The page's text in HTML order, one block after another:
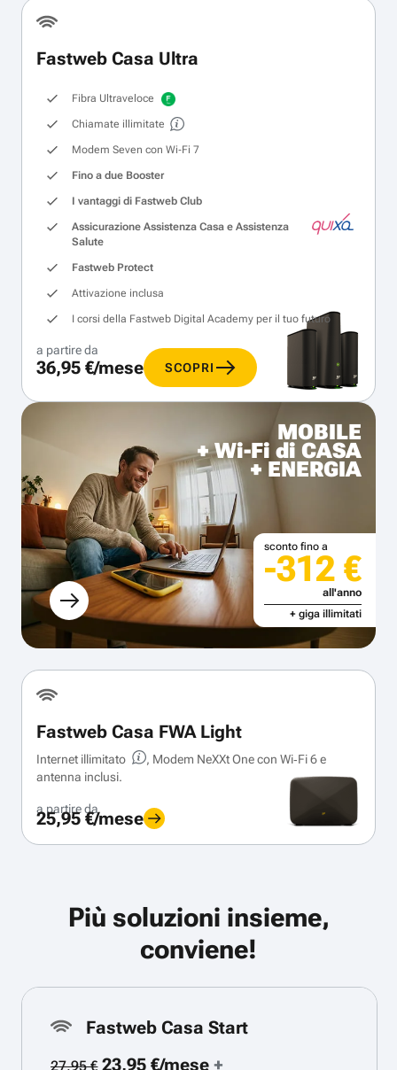
Fastweb Casa Ultra
Fibra Ultraveloce
Chiamate illimitate
Modem Seven con Wi‑Fi 7
Fino a due Booster
I vantaggi di Fastweb Club
Assicurazione Assistenza Casa e Assistenza
Salute
Fastweb Protect
Attivazione inclusa
I corsi della Fastweb Digital Academy per il tuo futuro
a partire da
36,95 €/mese SCOPRI
MOBILE
+ Wi-Fi di CASA
+ ENERGIA
sconto fino a
-312 €
all'anno
+ giga illimitati
Fastweb Casa FWA Light
Internet illimitato
, Modem NeXXt One con Wi‑Fi 6 e
antenna inclusi.
a partire da
25,95 €/mese
Più soluzioni insieme,
conviene!
Fastweb Casa Start
27,95 €23,95 €/mese+